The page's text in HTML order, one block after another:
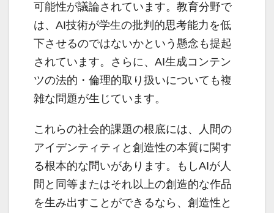
可能性が議論されています。教育分野で
は、AI技術が学生の批判的思考能力を低
下させるのではないかという懸念も提起
されています。さらに、AI生成コンテン
ツの法的・倫理的取り扱いについても複
雑な問題が生じています。
これらの社会的課題の根底には、人間の
アイデンティティと創造性の本質に関す
る根本的な問いがあります。もしAIが人
間と同等またはそれ以上の創造的な作品
を生み出すことができるなら、創造性と